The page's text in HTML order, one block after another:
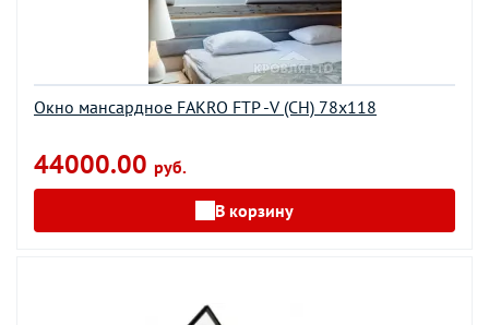
Окно мансардное FAKRO FTP -V (CH) 78х118
44000.00 руб.
В корзину